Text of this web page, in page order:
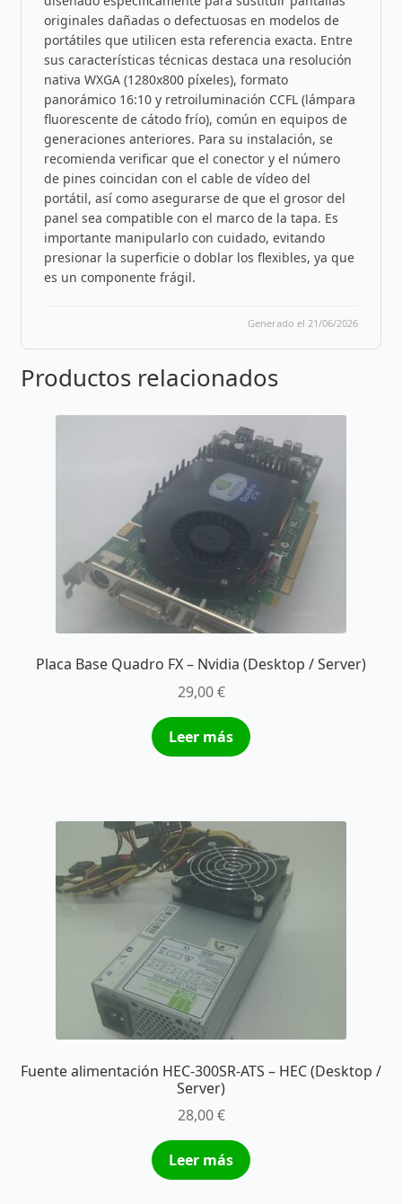
originales dañadas o defectuosas en modelos de
portátiles que utilicen esta referencia exacta. Entre
sus características técnicas destaca una resolución
nativa WXGA (1280x800 píxeles), formato
panorámico 16:10 y retroiluminación CCFL (lámpara
fluorescente de cátodo frío), común en equipos de
generaciones anteriores. Para su instalación, se
recomienda verificar que el conector y el número
de pines coincidan con el cable de vídeo del
portátil, así como asegurarse de que el grosor del
panel sea compatible con el marco de la tapa. Es
importante manipularlo con cuidado, evitando
presionar la superficie o doblar los flexibles, ya que
es un componente frágil.
Generado el 21/06/2026
Productos relacionados
Placa Base Quadro FX – Nvidia (Desktop / Server)
29,00€
Leer más
Fuente alimentación HEC-300SR-ATS – HEC (Desktop /
Server)
28,00€
Leer más